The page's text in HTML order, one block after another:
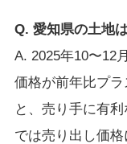
Q. 愛知県の土地
A. 2025年10〜12
価格が前年比プ
と、売り手に有
では売り出し価